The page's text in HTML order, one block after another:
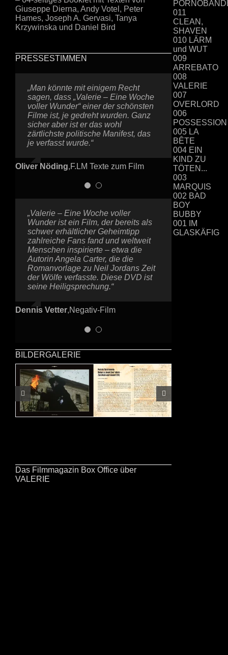
Giuseppe Dierna, Andy Votel, Peter
Hames, Joseph A. Gervasi, Tanya
Krzywinska und Daniel Bird
PRESSESTIMMEN
„Man könnte mit einigem Recht
sagen, dass „Valerie – Eine Woche
voller Wunder“ einer der schönsten
Filme ist, je gedreht wurden. Ganz
sicher aber ist er das wohl
zärtlichste politische Manifest, das
je verfasst wurde.“
Oliver Nöding,F.LM Texte zum Film
„Der fast 40 Jahre alte tschechische
Horrorfilm VALERIE verbindet Freud
und Fantasie, Sex und
Surrealismus, Kitsch und Kunst,
Musik und Märchen-Motive zu
einem faszinierenden und völlig
eigenständigen kleinen
gewohnt hochwertiger Weise auf
DVD veröffentlicht wurde.“
„Valerie – Eine Woche voller
Wunder ist ein Film, der bereits als
schwer erhältlicher Geheimtipp
zahlreiche Fans fand und weltweit
Menschen inspirierte – etwa die
Autorin Angela Carter, die die
Romanvorlage zu Neil Jordans Zeit
der Wölfe verfasste. Diese DVD ist
seine Heiligsprechung.“
Dennis Vetter,Negativ-Film
„Valerie – Eine Woche voller
Wunder ist tatsächlich eine
Wundertüte. Grausam und
märchenhaft unmenschlich wie
Preußlers Krabat, betörend wie Drei
Nüsse für Aschenbrödel und
erotischer als mancher Sexfilm. Ich
bin mir sicher, dass Terry Gilliam
diesen Film mehr als einmal
BILDERGALERIE
Das Filmmagazin Box Office über
VALERIE
011
CLEAN,
SHAVEN
010 LÄRM
und WUT
009
ARREBATO
008
VALERIE
007
OVERLORD
006
POSSESSION
005 LA
BÊTE
004 EIN
KIND ZU
TÖTEN...
003
MARQUIS
002 BAD
BOY
BUBBY
001 IM
GLASKÄFIG